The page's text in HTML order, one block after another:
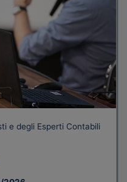
e degli Esperti Contabili